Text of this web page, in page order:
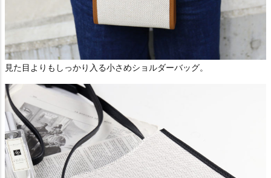
見た目よりもしっかり入る小さめショルダーバッグ。